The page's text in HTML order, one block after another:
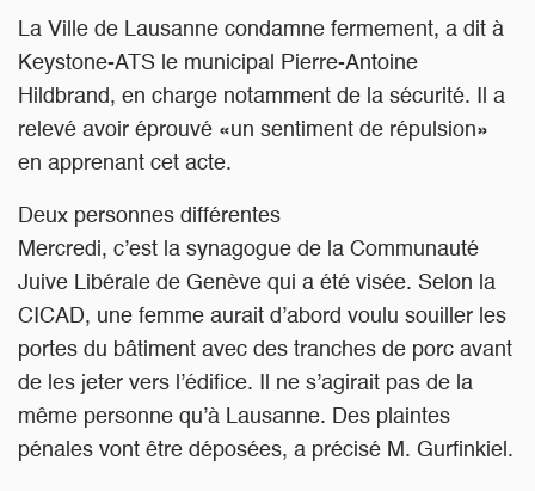
La Ville de Lausanne condamne fermement, a dit à
Keystone-ATS le municipal Pierre-Antoine
Hildbrand, en charge notamment de la sécurité. Il a
relevé avoir éprouvé «un sentiment de répulsion»
en apprenant cet acte.
Deux personnes différentes
Mercredi, c’est la synagogue de la Communauté
Juive Libérale de Genève qui a été visée. Selon la
CICAD, une femme aurait d’abord voulu souiller les
portes du bâtiment avec des tranches de porc avant
de les jeter vers l’édifice. Il ne s’agirait pas de la
même personne qu’à Lausanne. Des plaintes
pénales vont être déposées, a précisé M. Gurfinkiel.